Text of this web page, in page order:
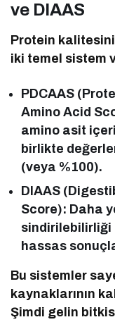
ve DIAAS
Protein
iki temel sistem
PDCAAS
Amino Acid
amino asit
birlikte
(veya %100).
DIAAS
Score): Daha
sindirilebilirliği
hassas
Bu sistemler
kaynaklarının
Şimdi gelin